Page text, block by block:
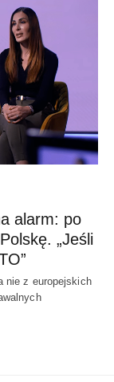
alarm: po
„Jeśli
nie z europejskich